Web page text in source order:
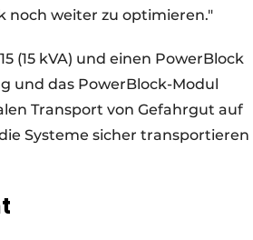
noch weiter zu optimieren."
(15 kVA) und einen PowerBlock
und das PowerBlock-Modul
Transport von Gefahrgut auf
Systeme sicher transportieren